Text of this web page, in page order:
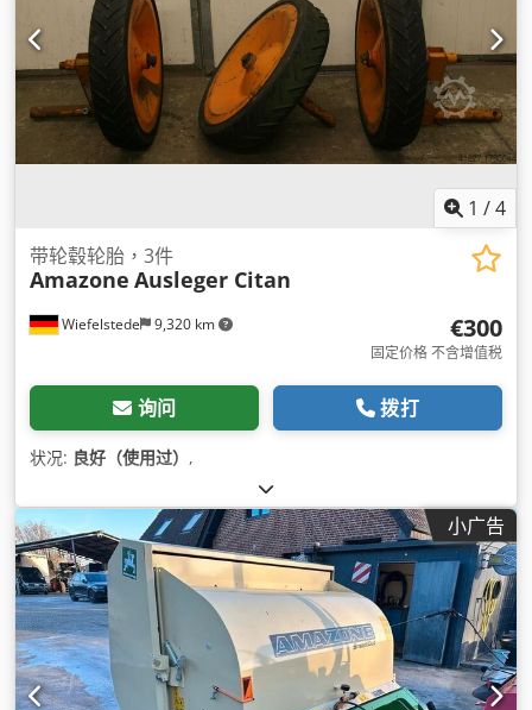
1 /4
Wiefelstede 9,320 km
带轮毂轮胎，3件
Amazone Ausleger Citan
€300
固定价格 不含增值税
询问 拨打
状况: 良好（使用过） ,
小广告